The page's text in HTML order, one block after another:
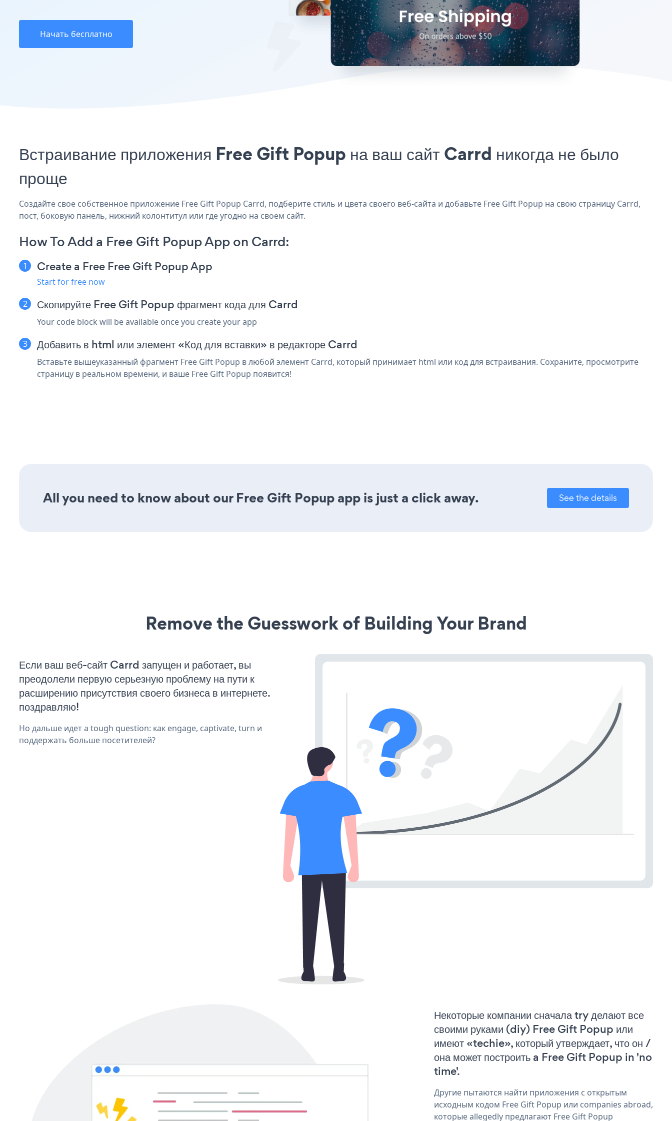
Начать бесплатно
Встраивание приложения Free Gift Popup на ваш сайт Carrd никогда не было
проще
Создайте свое собственное приложение Free Gift Popup Carrd, подберите стиль и цвета своего веб-сайта и добавьте Free Gift Popup на свою страницу Carrd,
пост, боковую панель, нижний колонтитул или где угодно на своем сайт.
How To Add a Free Gift Popup App on Carrd:
Create a Free Free Gift Popup App
Start for free now
Скопируйте Free Gift Popup фрагмент кода для Carrd
Your code block will be available once you create your app
Добавить в html или элемент «Код для вставки» в редакторе Carrd
Вставьте вышеуказанный фрагмент Free Gift Popup в любой элемент Carrd, который принимает html или код для встраивания. Сохраните, просмотрите
страницу в реальном времени, и ваше Free Gift Popup появится!
All you need to know about our Free Gift Popup app is just a click away. See the details
Remove the Guesswork of Building Your Brand
Если ваш веб-сайт Carrd запущен и работает, вы
преодолели первую серьезную проблему на пути к
расширению присутствия своего бизнеса в интернете.
поздравляю!
Но дальше идет a tough question: как engage, captivate, turn и
поддержать больше посетителей?
Некоторые компании сначала try делают все
своими руками (diy) Free Gift Popup или
имеют «techie», который утверждает, что он /
она может построить a Free Gift Popup in 'no
time'.
Другие пытаются найти приложения с открытым
исходным кодом Free Gift Popup или companies abroad,
которые allegedly предлагают Free Gift Popup